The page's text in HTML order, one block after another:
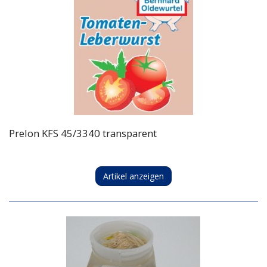
Prelon KFS 45/3340 transparent
Artikel anzeigen